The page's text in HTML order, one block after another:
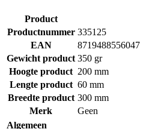
Product
Productnummer 335125
EAN
8719488556047
Gewicht product 350 gr
Hoogte product 200 mm
Lengte product 60 mm
Breedte product 300 mm
Merk
Geen
Algemeen